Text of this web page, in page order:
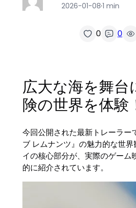
2026-01-08·1 min
0 0
広大な海を舞台
険の世界を体験
今回公開された最新トレーラー
ブ レムナンツ』の魅力的な世
イの核心部分が、実際のゲーム
的に紹介されています。